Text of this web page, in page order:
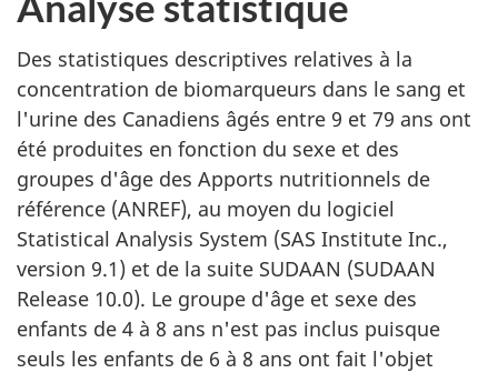
Des statistiques descriptives relatives à la
concentration de biomarqueurs dans le sang et
l'urine des Canadiens âgés entre 9 et 79 ans ont
été produites en fonction du sexe et des
groupes d'âge des Apports nutritionnels de
référence (ANREF), au moyen du logiciel
Statistical Analysis System (SAS Institute Inc.,
version 9.1) et de la suite SUDAAN (SUDAAN
Release 10.0). Le groupe d'âge et sexe des
enfants de 4 à 8 ans n'est pas inclus puisque
seuls les enfants de 6 à 8 ans ont fait l'objet